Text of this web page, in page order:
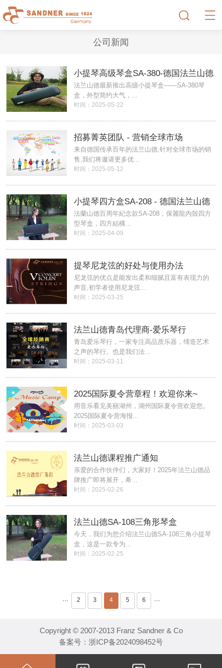
公司新闻
小提琴高级琴盒SA-380-德国法兰山德
法兰山德最新推出高级小提琴盒——SA-380琴
盒，外型简约大气，...
时间：2025-05-22
招募菁英团队 - 营销全球市场
来自德国传承百年的法兰山德,针对全球市场的销
售,我们将邀请更多优...
时间：2025-05-12
小提琴四方盒SA-208 - 德国法兰山德
法蘭山德百周年紀念款SA-208，保麗龍內殼四方
型琴盒，四方結構...
时间：2025-04-09
提琴尼龙弦的好处与使用办法
尼龙弦的优点是能发出柔和细腻且富有表现力的
声音,初学者使用尼龙弦...
时间：2025-03-25
法兰山德青岛代理商-爱乐琴行
青岛爱乐琴行，一家专注高品质乐器，缔造艺术
之声的琴行。也是我们法...
时间：2025-03-11
2025国际夏令营章程！欢迎你来~
用音乐看见美丽湖州，湖州国际夏令营欢迎您。
2025国际夏令营海报...
时间：2025-03-03
法兰山德课程推广通知
亲爱的合作伙伴们，大家好！2025年法兰山德品
牌推广即将展开，希...
时间：2025-02-26
法兰山德SA-108三角形琴盒
今天，我们为您介绍法兰山德SA-108三角小提琴
盒，这是一款专为...
时间：2025-02-25
··· 2 3 4 5 6 ···
Copyright © 2007-2013 Franz Sandner & Co
备案号： 浙ICP备2024098452号